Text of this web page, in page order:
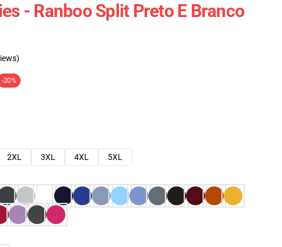
- Ranboo Split Preto E Branco
-20%
2XL 3XL 4XL
5XL